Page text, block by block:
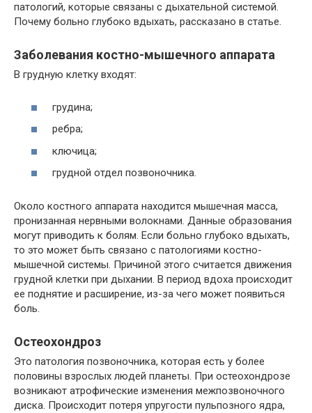
патологий, которые связаны с дыхательной системой.
Почему больно глубоко вдыхать, рассказано в статье.
Заболевания костно-мышечного аппарата
В грудную клетку входят:
грудина;
ребра;
ключица;
грудной отдел позвоночника.
Около костного аппарата находится мышечная масса,
пронизанная нервными волокнами. Данные образования
могут приводить к болям. Если больно глубоко вдыхать,
то это может быть связано с патологиями костно-
мышечной системы. Причиной этого считается движения
грудной клетки при дыхании. В период вдоха происходит
ее поднятие и расширение, из-за чего может появиться
боль.
Остеохондроз
Это патология позвоночника, которая есть у более
половины взрослых людей планеты. При остеохондрозе
возникают атрофические изменения межпозвоночного
диска. Происходит потеря упругости пульпозного ядра,